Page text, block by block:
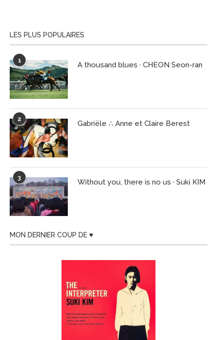
LES PLUS POPULAIRES
1 A thousand blues · CHEON Seon-ran
2 Gabriële ∴ Anne et Claire Berest
3 Without you, there is no us · Suki KIM
MON DERNIER COUP DE ♥